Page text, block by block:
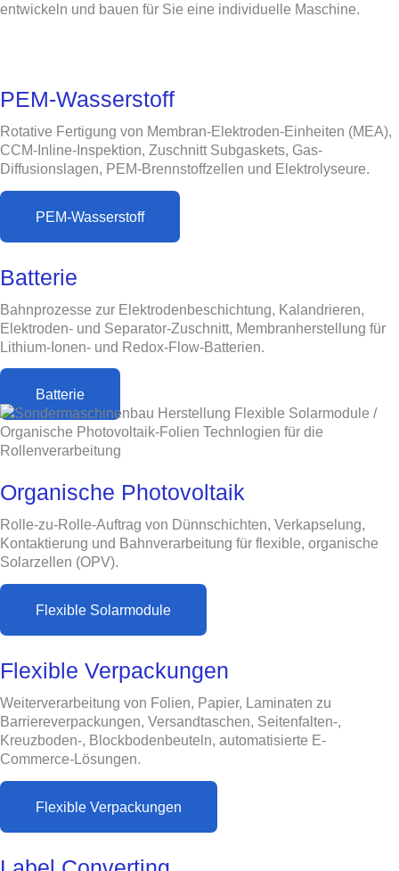
entwickeln und bauen für Sie eine individuelle Maschine.
PEM-Wasserstoff
Rotative Fertigung von Membran-Elektroden-Einheiten (MEA),
CCM-Inline-Inspektion, Zuschnitt Subgaskets, Gas-
Diffusionslagen, PEM-Brennstoffzellen und Elektrolyseure.
PEM-Wasserstoff
Batterie
Bahnprozesse zur Elektrodenbeschichtung, Kalandrieren,
Elektroden- und Separator-Zuschnitt, Membranherstellung für
Lithium-Ionen- und Redox-Flow-Batterien.
Batterie
Organische Photovoltaik
Rolle-zu-Rolle-Auftrag von Dünnschichten, Verkapselung,
Kontaktierung und Bahnverarbeitung für flexible, organische
Solarzellen (OPV).
Flexible Solarmodule
Flexible Verpackungen
Weiterverarbeitung von Folien, Papier, Laminaten zu
Barriereverpackungen, Versandtaschen, Seitenfalten-,
Kreuzboden-, Blockbodenbeuteln, automatisierte E-
Commerce-Lösungen.
Flexible Verpackungen